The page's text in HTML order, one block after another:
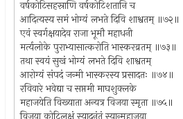
वर्षकोटिसहस्राणि वर्षकोटिशतानि च
आदित्यस्य समं भोग्यं लभते दिवि शाश्वतम् ॥७२॥
एवं स्वर्गक्षयादेव राजा भूमौ महाधनी
मर्त्यलोके पुराभ्यासात्करोति भास्करव्रतम् ॥७३॥
तथा स्वयं सुखं भोग्यं लभते दिवि शाश्वतम्
आरोग्यं संपदं जन्मी भास्करस्य प्रसादतः ॥७४॥
रविवारे भवेद्या च सप्तमी माघशुक्लके
महाजयेति विख्याता अन्यत्र विजया स्मृता ॥७५॥